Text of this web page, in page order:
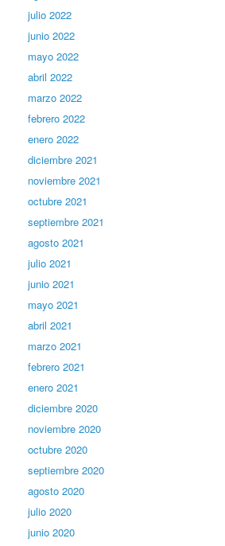
julio 2022
junio 2022
mayo 2022
abril 2022
marzo 2022
febrero 2022
enero 2022
diciembre 2021
noviembre 2021
octubre 2021
septiembre 2021
agosto 2021
julio 2021
junio 2021
mayo 2021
abril 2021
marzo 2021
febrero 2021
enero 2021
diciembre 2020
noviembre 2020
octubre 2020
septiembre 2020
agosto 2020
julio 2020
junio 2020